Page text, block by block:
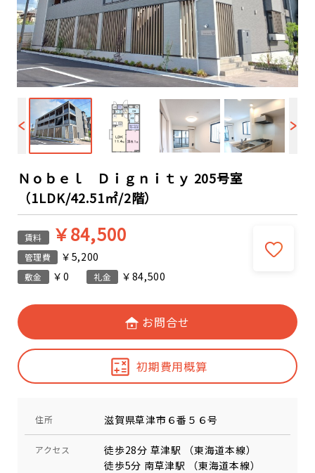
Ｎｏｂｅｌ Ｄｉｇｎｉｔｙ 205号室
（1LDK/42.51㎡/2階）
賃料 ￥84,500
管理費 ￥5,200
敷金 ￥0 礼金 ￥84,500
お問合せ
初期費用概算
住所 滋賀県草津市６番５６号
アクセス
徒歩28分 草津駅 （東海道本線）
徒歩5分 南草津駅 （東海道本線）